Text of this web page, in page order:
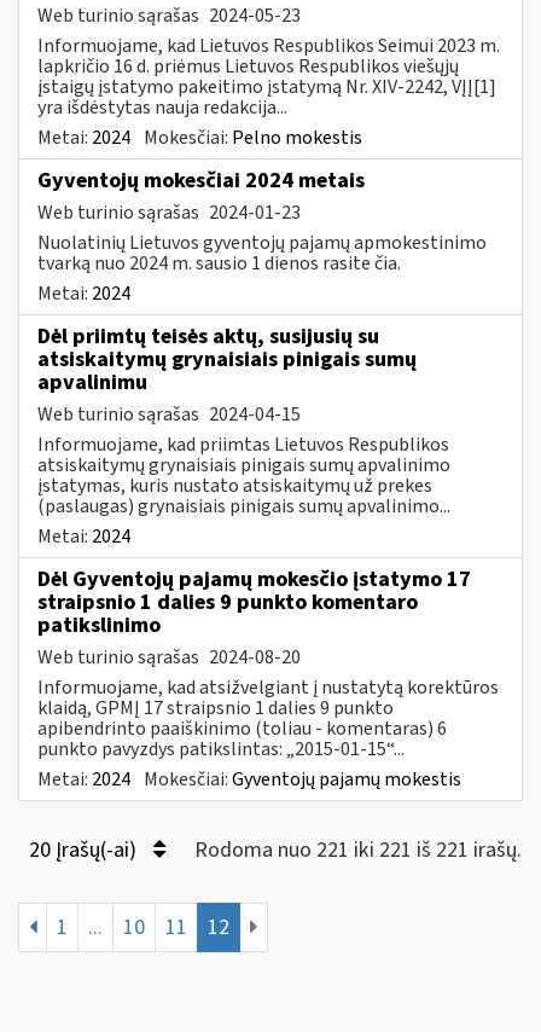
Web turinio sąrašas 2024-05-23
Informuojame, kad Lietuvos Respublikos Seimui 2023 m.
lapkričio 16 d. priėmus Lietuvos Respublikos viešųjų
įstaigų įstatymo pakeitimo įstatymą Nr. XIV-2242, VĮĮ[1]
yra išdėstytas nauja redakcija...
Metai: 2024 Mokesčiai: Pelno mokestis
Gyventojų mokesčiai 2024 metais
Web turinio sąrašas 2024-01-23
Nuolatinių Lietuvos gyventojų pajamų apmokestinimo
tvarką nuo 2024 m. sausio 1 dienos rasite čia.
Metai: 2024
Dėl priimtų teisės aktų, susijusių su
atsiskaitymų grynaisiais pinigais sumų
apvalinimu
Web turinio sąrašas 2024-04-15
Informuojame, kad priimtas Lietuvos Respublikos
atsiskaitymų grynaisiais pinigais sumų apvalinimo
įstatymas, kuris nustato atsiskaitymų už prekes
(paslaugas) grynaisiais pinigais sumų apvalinimo...
Metai: 2024
Dėl Gyventojų pajamų mokesčio įstatymo 17
straipsnio 1 dalies 9 punkto komentaro
patikslinimo
Web turinio sąrašas 2024-08-20
Informuojame, kad atsižvelgiant į nustatytą korektūros
klaidą, GPMĮ 17 straipsnio 1 dalies 9 punkto
apibendrinto paaiškinimo (toliau - komentaras) 6
punkto pavyzdys patikslintas: „2015-01-15“...
Metai: 2024 Mokesčiai:Gyventojų pajamų mokestis
20 Įrašų(-ai) Rodoma nuo 221 iki 221 iš 221 irašų.
1 ... 10 11 12